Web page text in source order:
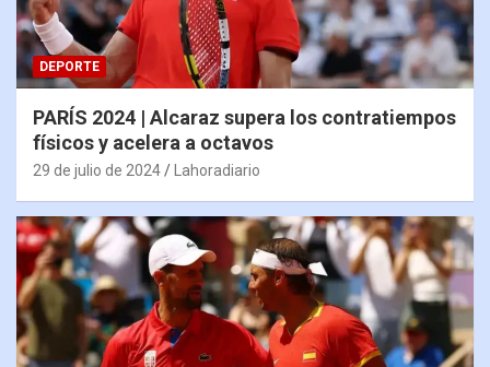
DEPORTE
PARÍS 2024 | Alcaraz supera los contratiempos
físicos y acelera a octavos
29 de julio de 2024 Lahoradiario